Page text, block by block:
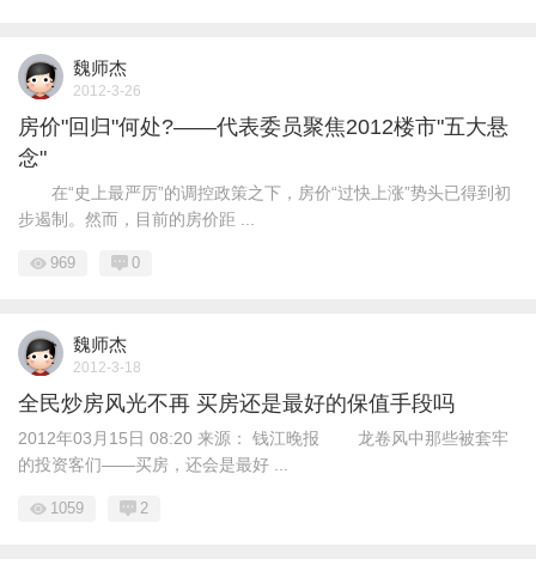
魏师杰
2012-3-26
房价"回归"何处?——代表委员聚焦2012楼市"五大悬
念"
在“史上最严厉”的调控政策之下，房价“过快上涨”势头已得到初
步遏制。然而，目前的房价距 ...
969 0
魏师杰
2012-3-18
全民炒房风光不再 买房还是最好的保值手段吗
2012年03月15日 08:20 来源： 钱江晚报 龙卷风中那些被套牢
的投资客们——买房，还会是最好 ...
1059 2